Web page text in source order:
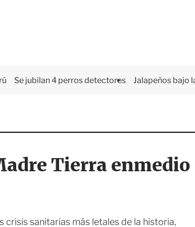
Se jubilan 4 perros detectores Jalapeños bajo
Tierra enmedio
crisis sanitarias más letales de la historia,